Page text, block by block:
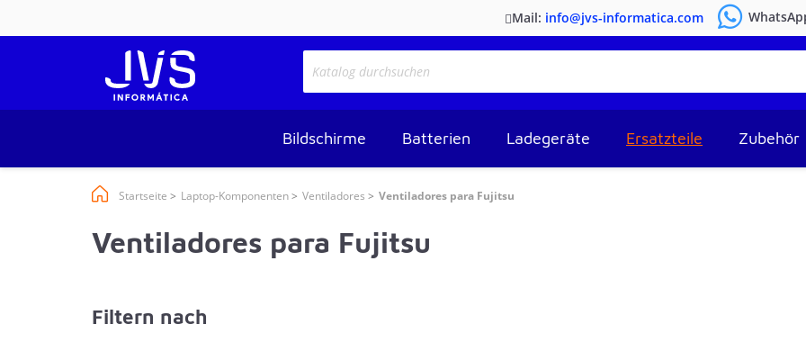
Mail: info@jvs-informatica.com
Bildschirme Batterien Ladegeräte Ersatzteile Zubehör
Startseite Laptop-Komponenten Ventiladores Ventiladores para Fujitsu
Ventiladores para Fujitsu
Filtern nach